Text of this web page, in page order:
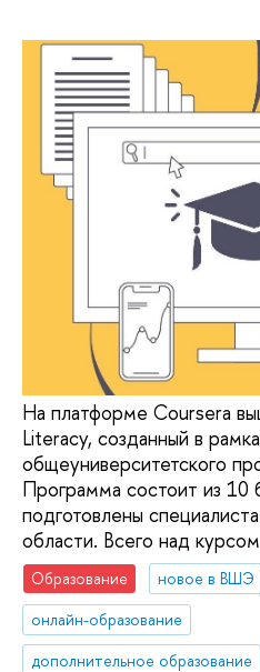
На платформе Coursera
Literacy, созданный в
общеуниверситетского
Программа состоит из 10
подготовлены
области. Всего над
Образование
новое в ВШЭ
онлайн-образование
дополнительное образование